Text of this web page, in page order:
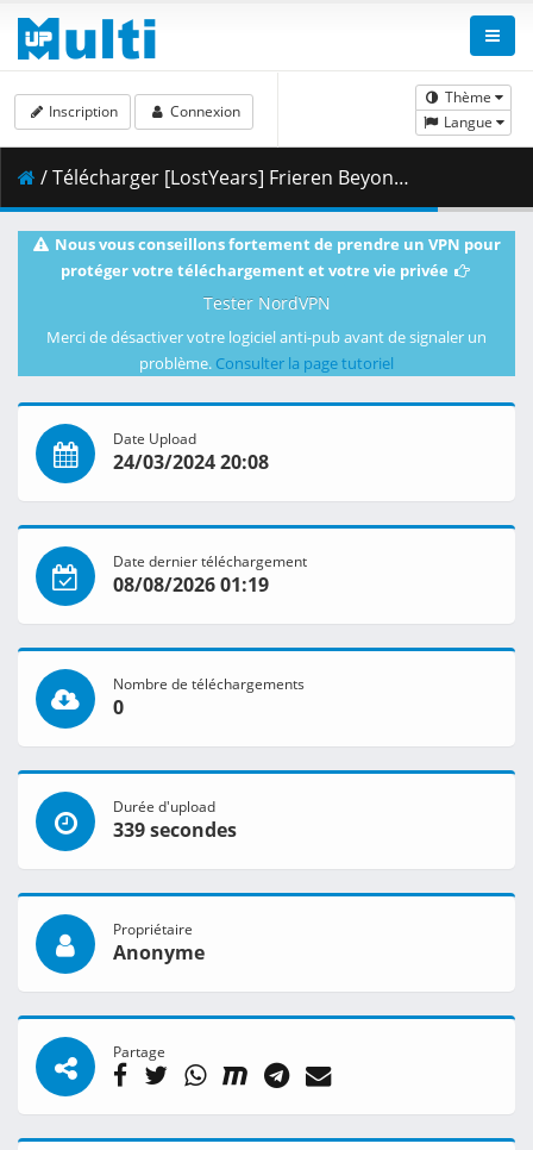
Thème
Langue
Inscription Connexion
/ Télécharger [LostYears] Frieren Beyond Journey_s End - S01E18v2 (WEB 1080p x265 10-bit AAC E-AC-3) [458868E3].mkv.007 ( 439.83 MB )
Nous vous conseillons fortement de prendre un VPN pour
protéger votre téléchargement et votre vie privée
Tester NordVPN
Merci de désactiver votre logiciel anti-pub avant de signaler un
problème. Consulter la page tutoriel
Date Upload
24/03/2024 20:08
Date dernier téléchargement
08/08/2026 01:19
Nombre de téléchargements
0
Durée d'upload
339 secondes
Propriétaire
Anonyme
Partage